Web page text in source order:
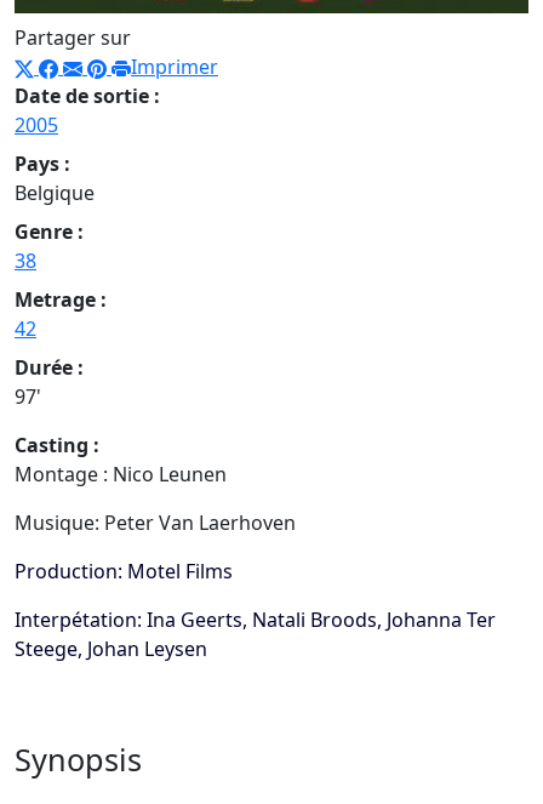
Partager sur
Imprimer
Date de sortie :
2005
Pays :
Belgique
Genre :
38
Metrage :
42
Durée :
97'
Casting :
Montage : Nico Leunen
Musique: Peter Van Laerhoven
Production: Motel Films
Interpétation: Ina Geerts, Natali Broods, Johanna Ter
Steege, Johan Leysen
Synopsis